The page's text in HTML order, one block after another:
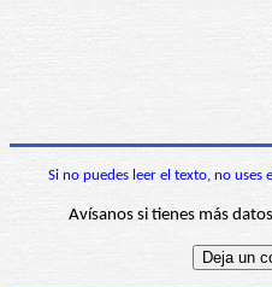
Si no puedes leer el texto, no
Avísanos si tienes más